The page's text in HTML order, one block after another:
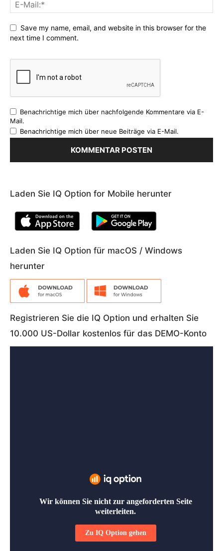
Save my name, email, and website in this browser for the
next time I comment.
Benachrichtige mich über nachfolgende Kommentare via E-
Mail.
Benachrichtige mich über neue Beiträge via E-Mail.
Laden Sie IQ Option for Mobile herunter
Laden Sie IQ Option für macOS / Windows
herunter
Registrieren Sie die IQ Option und erhalten Sie
10.000 US-Dollar kostenlos für das DEMO-Konto